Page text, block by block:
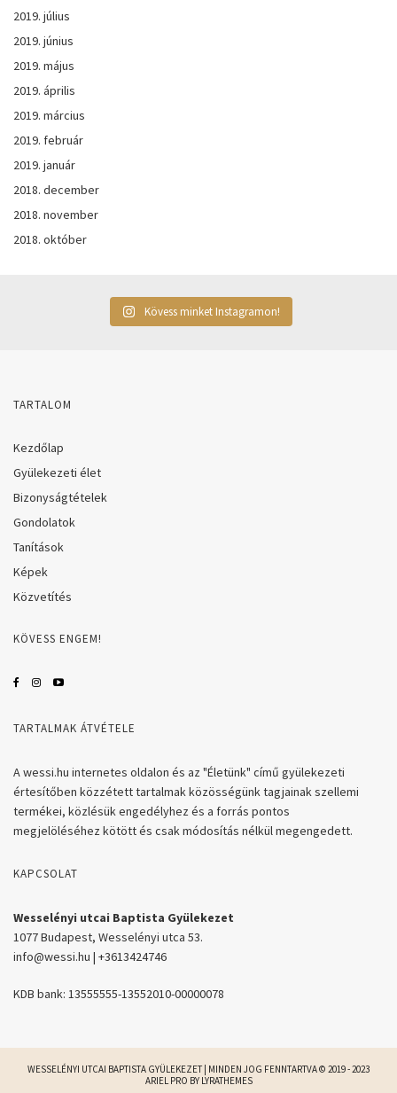
2019. július
2019. június
2019. május
2019. április
2019. március
2019. február
2019. január
2018. december
2018. november
2018. október
Kövess minket Instagramon!
TARTALOM
Kezdőlap
Gyülekezeti élet
Bizonyságtételek
Gondolatok
Tanítások
Képek
Közvetítés
KÖVESS ENGEM!
TARTALMAK ÁTVÉTELE
A wessi.hu internetes oldalon és az "Életünk" című gyülekezeti
értesítőben közzétett tartalmak közösségünk tagjainak szellemi
termékei, közlésük engedélyhez és a forrás pontos
megjelöléséhez kötött és csak módosítás nélkül megengedett.
KAPCSOLAT
Wesselényi utcai Baptista Gyülekezet
1077 Budapest, Wesselényi utca 53.
info@wessi.hu | +3613424746
KDB bank: 13555555-13552010-00000078
WESSELÉNYI UTCAI BAPTISTA GYÜLEKEZET | MINDEN JOG FENNTARTVA © 2019 - 2023
ARIEL PRO BY LYRATHEMES